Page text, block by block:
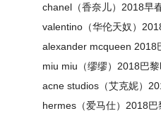
chanel（香奈儿）2018早
valentino（华伦天奴）
alexander mcqueen 2018
miu miu（缪缪）2018巴
acne studios（艾克妮）
hermes（爱马仕）2018巴